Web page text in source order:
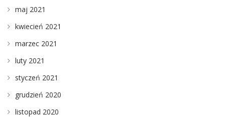
maj 2021
kwiecień 2021
marzec 2021
luty 2021
styczeń 2021
grudzień 2020
listopad 2020